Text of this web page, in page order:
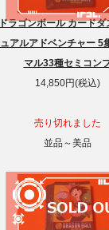
ドラゴンボール カードダ
ュアルアドベンチャー 5
マル33種セミコン
14,850円(税込)
売り切れました
並品～美品